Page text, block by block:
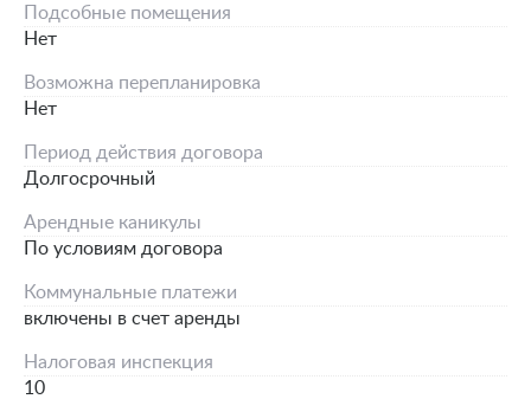
Подсобные помещения
Нет
Возможна перепланировка
Нет
Период действия договора
Долгосрочный
Арендные каникулы
По условиям договора
Коммунальные платежи
включены в счет аренды
Налоговая инспекция
10